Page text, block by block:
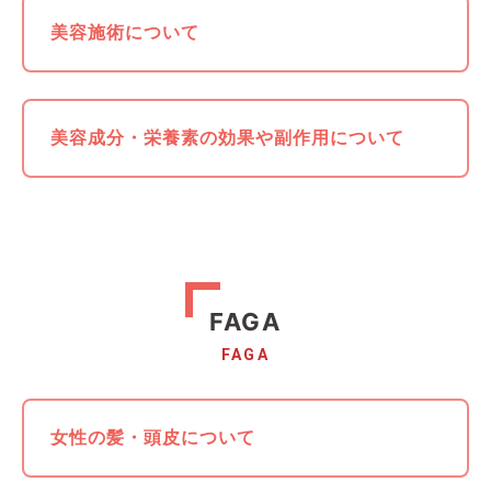
美容施術について
美容成分・栄養素の効果や副作用について
FAGA
FAGA
女性の髪・頭皮について